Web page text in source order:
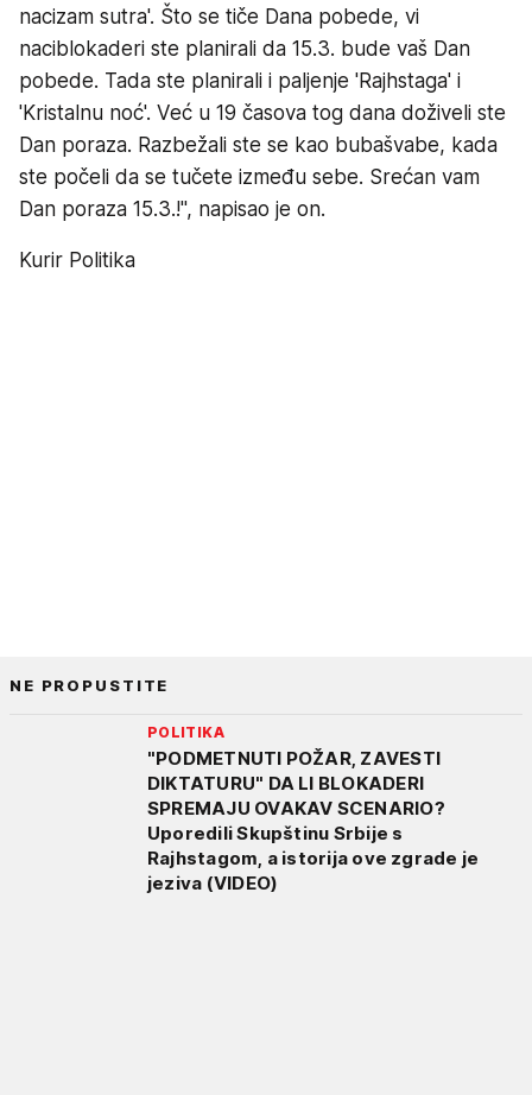
nacizam sutra'. Što se tiče Dana pobede, vi
naciblokaderi ste planirali da 15.3. bude vaš Dan
pobede. Tada ste planirali i paljenje 'Rajhstaga' i
'Kristalnu noć'. Već u 19 časova tog dana doživeli ste
Dan poraza. Razbežali ste se kao bubašvabe, kada
ste počeli da se tučete između sebe. Srećan vam
Dan poraza 15.3.!", napisao je on.
Kurir Politika
NE PROPUSTITE
POLITIKA
"PODMETNUTI POŽAR, ZAVESTI
DIKTATURU" DA LI BLOKADERI
SPREMAJU OVAKAV SCENARIO?
Uporedili Skupštinu Srbije s
Rajhstagom, a istorija ove zgrade je
jeziva (VIDEO)